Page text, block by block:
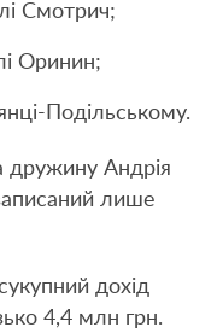
Смотрич;
Оринин;
Подільському.
дружину Андрія
лише
дохід
4,4 млн грн.